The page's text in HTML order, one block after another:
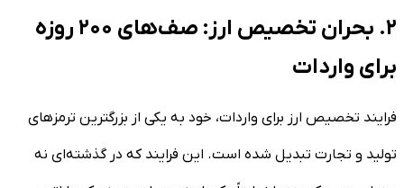
۲. بحران تخصیص ارز: صف‌های ۲۰۰ روزه
برای واردات
فرایند تخصیص ارز برای واردات، خود به یکی از بزرگترین ترمز‌های
تولید و تجارت تبدیل شده است. این فرایند که در گذشته‌ای نه